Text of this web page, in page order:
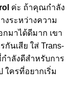
ค่ะ ถ้าคุณกำลัง
งระหว่างความ
มาได้ดีมาก เขา
กันเสีย ใส่ Trans-
ำลังดีสำหรับการ
ใครที่อยากเริ่ม